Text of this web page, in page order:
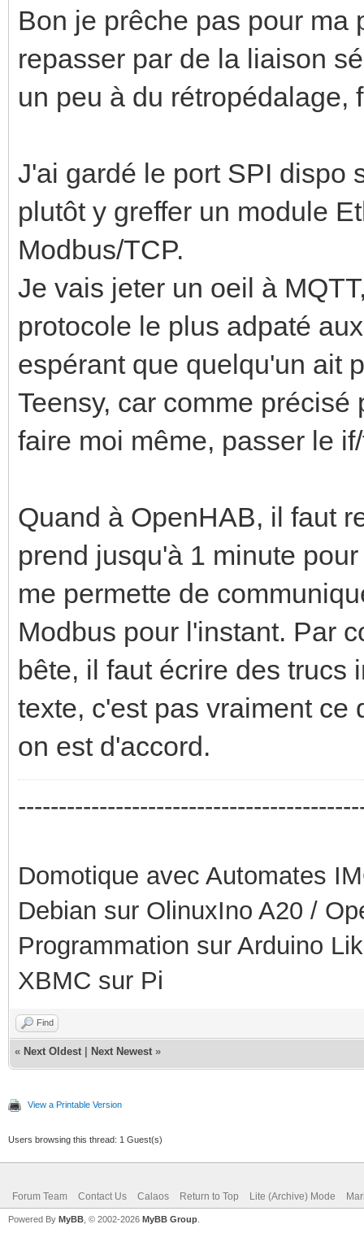
Bon je prêche pas pour ma
repasser par de la liaison
un peu à du rétropédalage,
J'ai gardé le port SPI dispo
plutôt y greffer un module
Modbus/TCP.
Je vais jeter un oeil à
protocole le plus adpaté
espérant que quelqu'un ait
Teensy, car comme
faire moi même, passer le
Quand à OpenHAB, il faut
prend jusqu'à 1 minute
me permette de
Modbus pour l'instant. Par
bête, il faut écrire des trucs
texte, c'est pas vraiment ce
on est d'accord.
Domotique avec Automates
Debian sur OlinuxIno A20 /
Programmation sur Arduino
XBMC sur Pi
Find
« Next Oldest Next Newest »
View a Printable Version
Users browsing this thread: 1 Guest(s)
Forum Team Contact Us Calaos Return to Top Lite (Archive) Mode
Powered By MyBB , © 2002-2026 MyBB Group